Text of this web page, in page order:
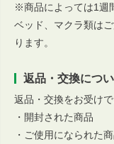
※商品によっては1週
ベッド、マクラ類は
ります。
返品・交換につ
返品・交換をお受け
・開封された商品
・ご使用になられた